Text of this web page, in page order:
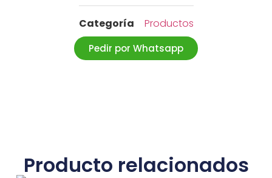
Categoría Productos
Pedir por Whatsapp
Producto relacionados